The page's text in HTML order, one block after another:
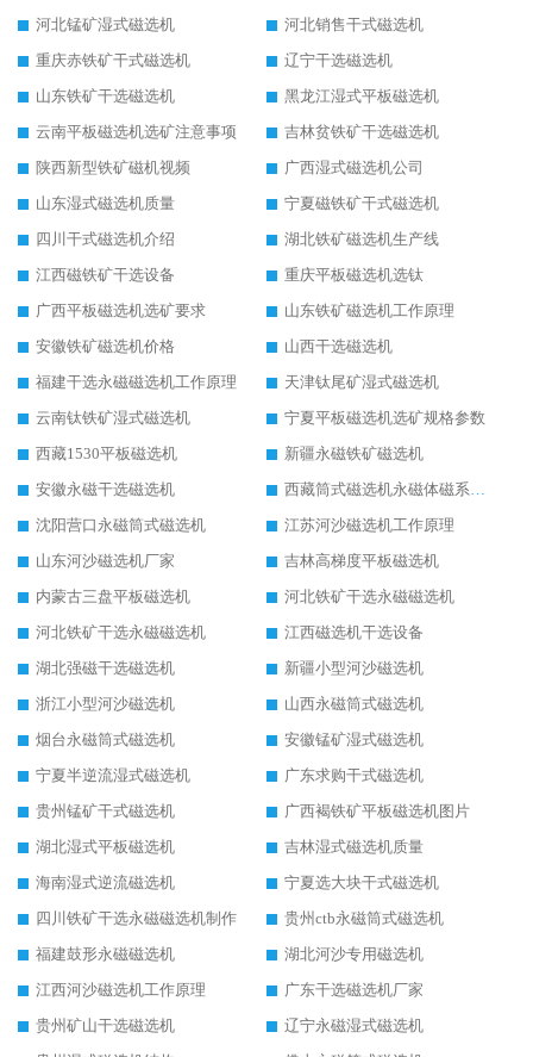
河北锰矿湿式磁选机
河北销售干式磁选机
重庆赤铁矿干式磁选机
辽宁干选磁选机
山东铁矿干选磁选机
黑龙江湿式平板磁选机
云南平板磁选机选矿注意事项
吉林贫铁矿干选磁选机
陕西新型铁矿磁机视频
广西湿式磁选机公司
山东湿式磁选机质量
宁夏磁铁矿干式磁选机
四川干式磁选机介绍
湖北铁矿磁选机生产线
江西磁铁矿干选设备
重庆平板磁选机选钛
广西平板磁选机选矿要求
山东铁矿磁选机工作原理
安徽铁矿磁选机价格
山西干选磁选机
福建干选永磁磁选机工作原理
天津钛尾矿湿式磁选机
云南钛铁矿湿式磁选机
宁夏平板磁选机选矿规格参数
西藏1530平板磁选机
新疆永磁铁矿磁选机
安徽永磁干选磁选机
西藏筒式磁选机永磁体磁系设计
沈阳营口永磁筒式磁选机
江苏河沙磁选机工作原理
山东河沙磁选机厂家
吉林高梯度平板磁选机
内蒙古三盘平板磁选机
河北铁矿干选永磁磁选机
河北铁矿干选永磁磁选机
江西磁选机干选设备
湖北强磁干选磁选机
新疆小型河沙磁选机
浙江小型河沙磁选机
山西永磁筒式磁选机
烟台永磁筒式磁选机
安徽锰矿湿式磁选机
宁夏半逆流湿式磁选机
广东求购干式磁选机
贵州锰矿干式磁选机
广西褐铁矿平板磁选机图片
湖北湿式平板磁选机
吉林湿式磁选机质量
海南湿式逆流磁选机
宁夏选大块干式磁选机
四川铁矿干选永磁磁选机制作
贵州ctb永磁筒式磁选机
福建鼓形永磁磁选机
湖北河沙专用磁选机
江西河沙磁选机工作原理
广东干选磁选机厂家
贵州矿山干选磁选机
辽宁永磁湿式磁选机